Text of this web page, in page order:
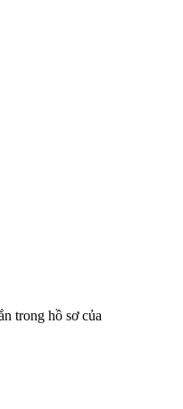
trong hồ sơ của